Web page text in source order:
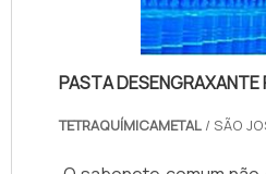
PASTA DESENGRAXANTE
TETRAQUÍMICAMETAL / SÃO